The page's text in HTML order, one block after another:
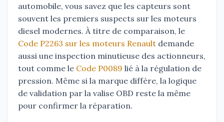
automobile, vous savez que les capteurs sont
souvent les premiers suspects sur les moteurs
diesel modernes. À titre de comparaison, le
Code P2263 sur les moteurs Renault demande
aussi une inspection minutieuse des actionneurs,
tout comme le Code P0089 lié à la régulation de
pression. Même si la marque diffère, la logique
de validation par la valise OBD reste la même
pour confirmer la réparation.